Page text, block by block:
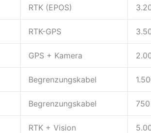
RTK (EPOS)
RTK-GPS
GPS + Kamera
Begrenzungskabel
Begrenzungskabel
RTK + Vision